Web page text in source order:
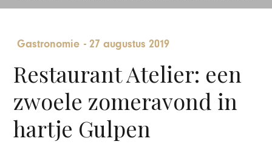
Gastronomie -27 augustus 2019
Restaurant Atelier: een
zwoele zomeravond in
hartje Gulpen